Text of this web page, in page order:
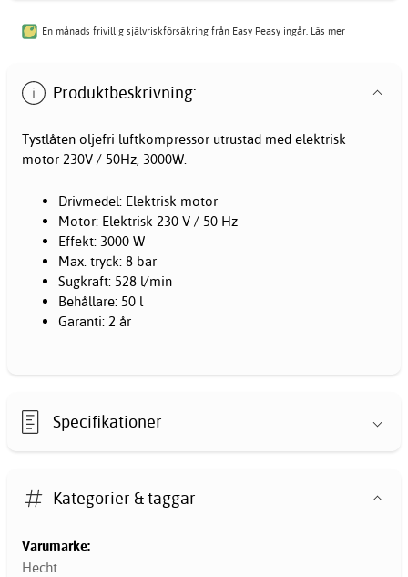
En månads frivillig självriskförsäkring från Easy Peasy ingår. Läs mer
Produktbeskrivning:
Tystlåten oljefri luftkompressor utrustad med elektrisk
motor 230V / 50Hz, 3000W.
Drivmedel: Elektrisk motor
Motor: Elektrisk 230 V / 50 Hz
Effekt: 3000 W
Max. tryck: 8 bar
Sugkraft: 528 l/min
Behållare: 50 l
Garanti: 2 år
Specifikationer
Kategorier & taggar
Varumärke:
Hecht